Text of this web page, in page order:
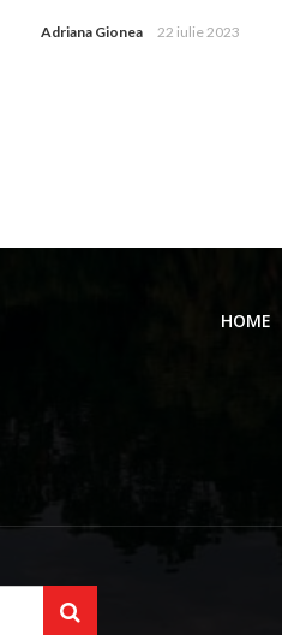
Adriana Gionea 22 iulie 2023
HOME